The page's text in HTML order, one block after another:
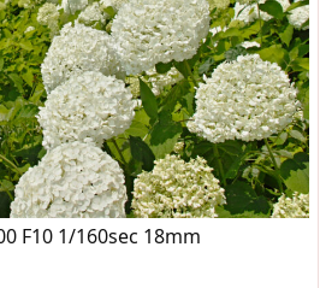
F10 1/160sec 18mm